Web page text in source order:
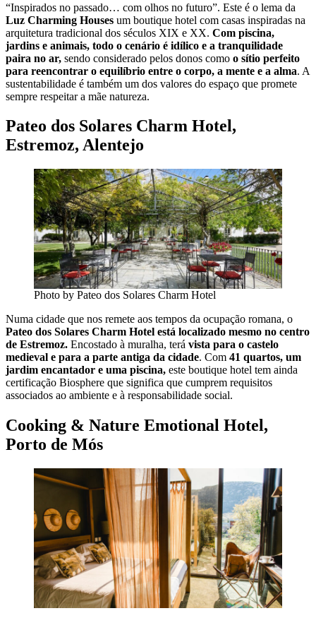
“Inspirados no passado… com olhos no futuro”. Este é o lema da
Luz Charming Houses um boutique hotel com casas inspiradas na
arquitetura tradicional dos séculos XIX e XX. Com piscina,
jardins e animais, todo o cenário é idílico e a tranquilidade
paira no ar, sendo considerado pelos donos como o sítio perfeito
para reencontrar o equilíbrio entre o corpo, a mente e a alma. A
sustentabilidade é também um dos valores do espaço que promete
sempre respeitar a mãe natureza.
Pateo dos Solares Charm Hotel,
Estremoz, Alentejo
Photo by Pateo dos Solares Charm Hotel
Numa cidade que nos remete aos tempos da ocupação romana, o
Pateo dos Solares Charm Hotel está localizado mesmo no centro
de Estremoz. Encostado à muralha, terá vista para o castelo
medieval e para a parte antiga da cidade. Com 41 quartos, um
jardim encantador e uma piscina, este boutique hotel tem ainda
certificação Biosphere que significa que cumprem requisitos
associados ao ambiente e à responsabilidade social.
Cooking & Nature Emotional Hotel,
Porto de Mós